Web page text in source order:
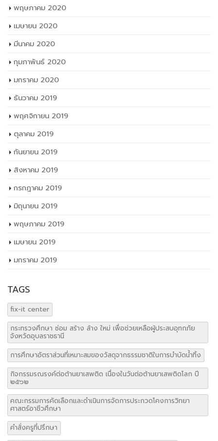
พฤษภาคม 2020
เมษายน 2020
มีนาคม 2020
กุมภาพันธ์ 2020
มกราคม 2020
ธันวาคม 2019
พฤศจิกายน 2019
ตุลาคม 2019
กันยายน 2019
สิงหาคม 2019
กรกฎาคม 2019
มิถุนายน 2019
พฤษภาคม 2019
เมษายน 2019
มกราคม 2019
TAGS
fix-it center
กระทรวงศึกษา ซ่อม สร้าง ล้าง ใหม่ เพื่อช่วยเหลือผู้ประสบอุทกภัย
จังหวัดอุบลราชธานี
การศึกษาอัตราส่วนที่เหมาะสมของวัสดุจากธรรมชาติในการบำบัดน้ำทิ้ง
กิจกรรมรณรงค์ต่อต้านยาเสพติด เนื่องในวันต่อต้านยาเสพติดโลก ปี
๒๕๖๒
คณะกรรมการคัดเลือกและดำเนินการจัดการประกวดโคงการวิทยา
ศาสตร์อาชีวศึกษา
คำสั่งครูที่ปรึกษา